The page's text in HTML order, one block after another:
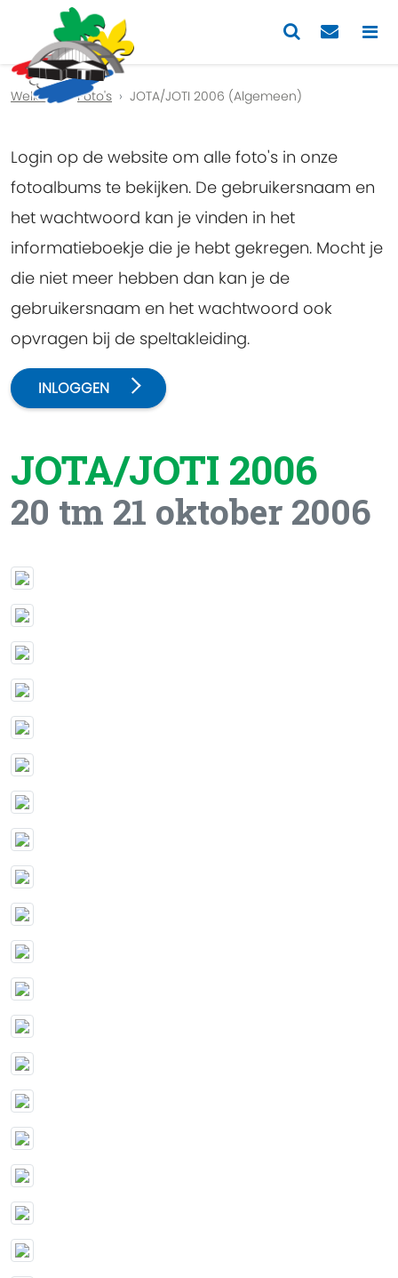
Previous
Welkom Foto's JOTA/JOTI 2006 (Algemeen)
Login op de website om alle foto's in onze
fotoalbums te bekijken. De gebruikersnaam en
het wachtwoord kan je vinden in het
informatieboekje die je hebt gekregen. Mocht je
die niet meer hebben dan kan je de
gebruikersnaam en het wachtwoord ook
opvragen bij de speltakleiding.
INLOGGEN
JOTA/JOTI 2006
20 tm 21 oktober 2006